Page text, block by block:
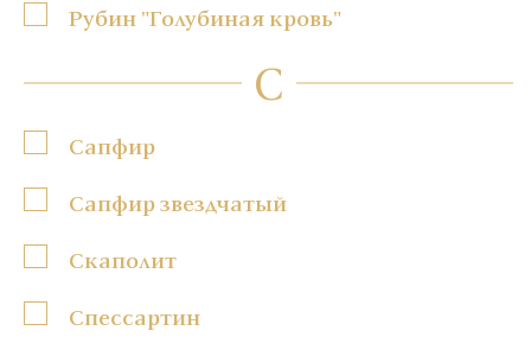
Рубин "Голубиная кровь"
С
Сапфир
Сапфир звездчатый
Скаполит
Спессартин